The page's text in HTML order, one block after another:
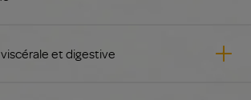
et digestive